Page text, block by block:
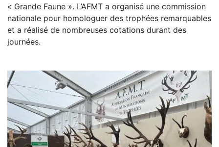
« Grande Faune ». L’AFMT a organisé une commission
nationale pour homologuer des trophées remarquables
et a réalisé de nombreuses cotations durant des
journées.